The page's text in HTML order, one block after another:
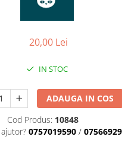
cerb sau
20,00 Lei
IN STOC
ADAUGA IN COS
Cod Produs: 10848
0757019590 /